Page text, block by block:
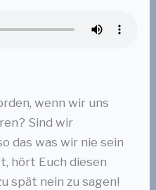
wenn wir uns
Sind wir
das was wir nie sein
hört Euch diesen
spät nein zu sagen!